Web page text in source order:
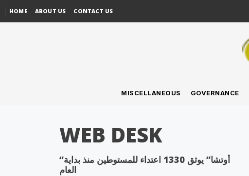
HOME ABOUT US CONTACT US
MISCELLANEOUS GOVERNANCE
WEB DESK
“أوتشا” يوثق 1330 اعتداء للمستوطين منذ بداية
العام